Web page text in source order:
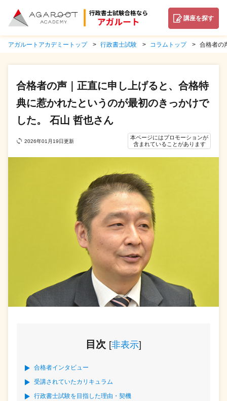
講座を探す
アガルートアカデミートップ 行政書士試験 コラムトップ 合格者の
合格者の声｜正直に申し上げると、合格特
典に惹かれたというのが最初のきっかけで
した。 石山 哲也さん
2026年01月19日更新
本ページにはプロモーションが
含まれていることがあります
目次 [非表示]
合格者インタビュー
受講されていたカリキュラム
行政書士試験を目指した理由・契機